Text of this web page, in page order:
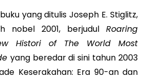
yang ditulis Joseph E. Stiglitz,
nobel 2001, berjudul Roaring
Histori of The World Most
yang beredar di sini tahun 2003
Keserakahan: Era 90-an dan